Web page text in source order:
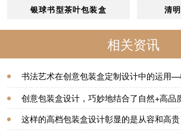
银球书型茶叶包装盒 清
相关资讯
书法艺术在创意包装盒定制设计中的运用
创意包装盒设计，巧妙地结合了自然+高品
官的体验—樱美包装
这样的高档包装盒设计彰显的是从容和高